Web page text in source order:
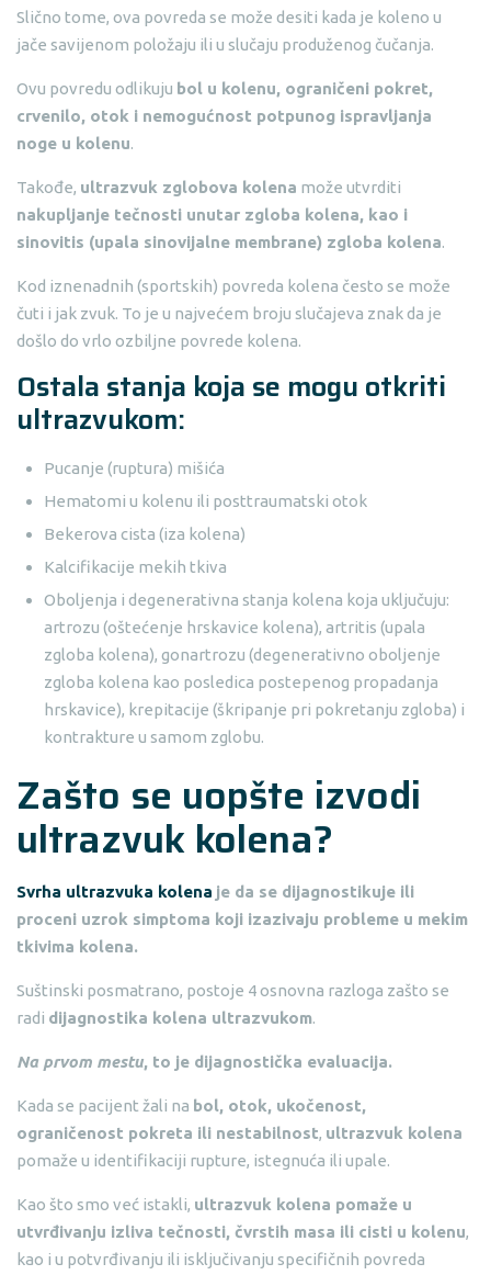
Slično tome, ova povreda se može desiti kada je koleno u
jače savijenom položaju ili u slučaju produženog čučanja.
Ovu povredu odlikuju bol u kolenu, ograničeni pokret,
crvenilo, otok i nemogućnost potpunog ispravljanja
noge u kolenu.
Takođe, ultrazvuk zglobova kolena može utvrditi
nakupljanje tečnosti unutar zgloba kolena, kao i
sinovitis (upala sinovijalne membrane) zgloba kolena.
Kod iznenadnih (sportskih) povreda kolena često se može
čuti i jak zvuk. To je u najvećem broju slučajeva znak da je
došlo do vrlo ozbiljne povrede kolena.
Ostala stanja koja se mogu otkriti
ultrazvukom:
Pucanje (ruptura) mišića
Hematomi u kolenu ili posttraumatski otok
Bekerova cista (iza kolena)
Kalcifikacije mekih tkiva
Oboljenja i degenerativna stanja kolena koja uključuju:
artrozu (oštećenje hrskavice kolena), artritis (upala
zgloba kolena), gonartrozu (degenerativno oboljenje
zgloba kolena kao posledica postepenog propadanja
hrskavice), krepitacije (škripanje pri pokretanju zgloba) i
kontrakture u samom zglobu.
Zašto se uopšte izvodi
ultrazvuk kolena?
Svrha ultrazvuka kolena je da se dijagnostikuje ili
proceni uzrok simptoma koji izazivaju probleme u mekim
tkivima kolena.
Suštinski posmatrano, postoje 4 osnovna razloga zašto se
radi dijagnostika kolena ultrazvukom.
Na prvom mestu, to je dijagnostička evaluacija.
Kada se pacijent žali na bol, otok, ukočenost,
ograničenost pokreta ili nestabilnost, ultrazvuk kolena
pomaže u identifikaciji rupture, istegnuća ili upale.
Kao što smo već istakli, ultrazvuk kolena pomaže u
utvrđivanju izliva tečnosti, čvrstih masa ili cisti u kolenu,
kao i u potvrđivanju ili isključivanju specifičnih povreda